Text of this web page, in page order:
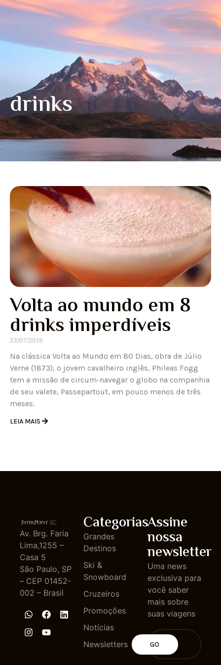
drinks
Volta ao mundo em 8
drinks imperdíveis
23/07/2019
Na clássica Volta ao Mundo em 80 Dias, obra de Júlio
Verne (1873), o jovem cavalheiro inglês, Phileas Fogg
tem a missão de circum-navegar o globo na companhia
de seu valete, Passepartout, em pouco menos de três
meses.
LEIA MAIS
Av. Brg. Faria
Lima,1255 –
Casa 5
São Paulo, SP
– CEP 01452-
002 – Brasil
Categorias
Grandes
Destinos
Ski &
Snowboard
Cruzeiros
Promoções
Notícias
Newsletters
Assine
nossa
newsletter
Uma news
exclusiva para
você saber
mais sobre
suas viagens
GO